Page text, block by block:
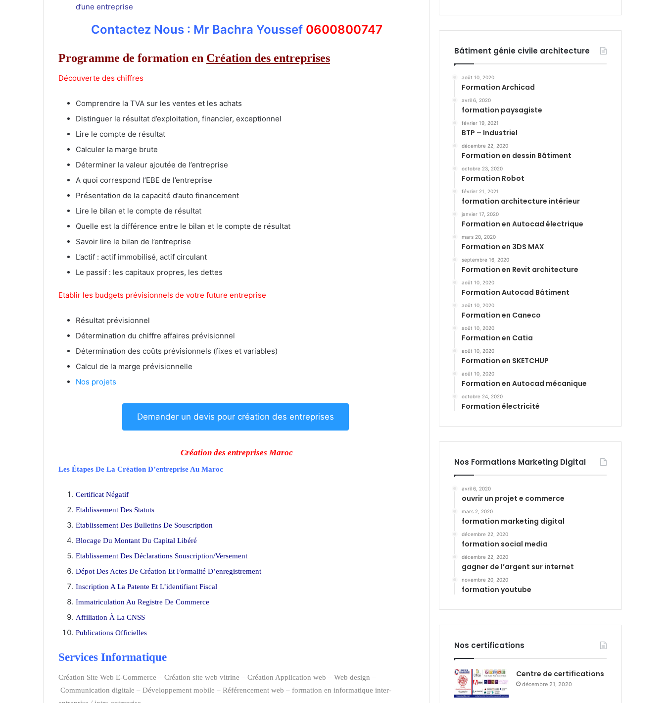
d’une entreprise
Contactez Nous : Mr Bachra Youssef 0600800747
Programme de formation en Création des entreprises
Découverte des chiffres
Comprendre la TVA sur les ventes et les achats
Distinguer le résultat d’exploitation, financier, exceptionnel
Lire le compte de résultat
Calculer la marge brute
Déterminer la valeur ajoutée de l’entreprise
A quoi correspond l’EBE de l’entreprise
Présentation de la capacité d’auto financement
Lire le bilan et le compte de résultat
Quelle est la différence entre le bilan et le compte de résultat
Savoir lire le bilan de l’entreprise
L’actif : actif immobilisé, actif circulant
Le passif : les capitaux propres, les dettes
Etablir les budgets prévisionnels de votre future entreprise
Résultat prévisionnel
Détermination du chiffre affaires prévisionnel
Détermination des coûts prévisionnels (fixes et variables)
Calcul de la marge prévisionnelle
Nos projets
Demander un devis pour création des entreprises
Création des entreprises Maroc
Les Étapes De La Création D’entreprise Au Maroc
Certificat Négatif
Etablissement Des Statuts
Etablissement Des Bulletins De Souscription
Blocage Du Montant Du Capital Libéré
Etablissement Des Déclarations Souscription/Versement
Dépot Des Actes De Création Et Formalité D’enregistrement
Inscription A La Patente Et L’identifiant Fiscal
Immatriculation Au Registre De Commerce
Affiliation À La CNSS
Publications Officielles
Services Informatique
Création Site Web E-Commerce – Création site web vitrine – Création Application web – Web design –
Communication digitale – Développement mobile – Référencement web – formation en informatique inter-
Bâtiment génie civile architecture
août 10, 2020
Formation Archicad
avril 6, 2020
formation paysagiste
février 19, 2021
BTP – Industriel
décembre 22, 2020
Formation en dessin Bâtiment
octobre 23, 2020
Formation Robot
février 21, 2021
formation architecture intérieur
janvier 17, 2020
Formation en Autocad électrique
mars 20, 2020
Formation en 3DS MAX
septembre 16, 2020
Formation en Revit architecture
août 10, 2020
Formation Autocad Bâtiment
août 10, 2020
Formation en Caneco
août 10, 2020
Formation en Catia
août 10, 2020
Formation en SKETCHUP
août 10, 2020
Formation en Autocad mécanique
octobre 24, 2020
Formation électricité
Nos Formations Marketing Digital
avril 6, 2020
ouvrir un projet e commerce
mars 2, 2020
formation marketing digital
décembre 22, 2020
formation social media
décembre 22, 2020
gagner de l’argent sur internet
novembre 20, 2020
formation youtube
Nos certifications
Centre de certifications
décembre 21, 2020